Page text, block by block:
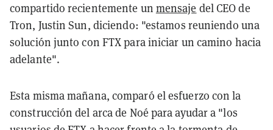
compartido recientemente un mensaje del CEO de
Tron, Justin Sun, diciendo: "estamos reuniendo una
solución junto con FTX para iniciar un camino hacia
adelante".
Esta misma mañana, comparó el esfuerzo con la
construcción del arca de Noé para ayudar a "los